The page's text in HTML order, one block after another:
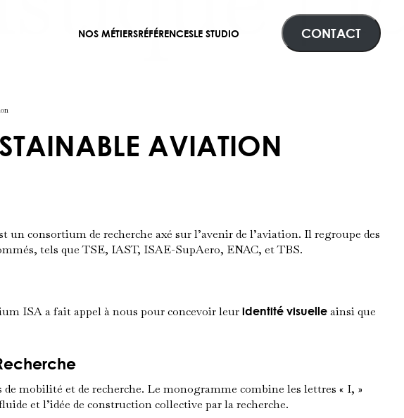
NOS MÉTIERSRÉFÉRENCESLE STUDIO CONTACT
AVIATION
un consortium de recherche axé sur l’avenir de l’aviation. Il regroupe des
tels queTSE, IAST, ISAE-SupAero, ENAC, etTBS.
ISA a fait appel à nous pour concevoir leuridentité visuelleainsi que
mobilité et de recherche. Le monogramme combine les lettres « I, »
et l’idée de construction collective par la recherche.